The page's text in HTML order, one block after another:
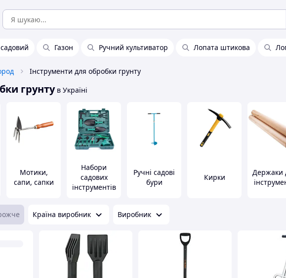
Газон Ручний культиватор Лопата штикова
Інструменти для обробки грунту
грунту в Україні
Мотики,
сапи, сапки
Набори
садових
інструментів
Ручні садові
бури
Кирки
Держаки
Країна виробник Виробник